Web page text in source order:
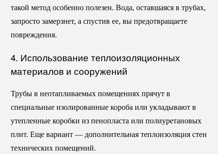
такой метод особенно полезен. Вода, оставшаяся в трубах,
запросто замерзнет, а спустив ее, вы предотвращаете
повреждения.
4. Использование теплоизоляционных
материалов и сооружений
Трубы в неотапливаемых помещениях прячут в
специальные изолированные короба или укладывают в
утепленные коробки из пенопласта или полиуретановых
плит. Еще вариант — дополнительная теплоизоляция стен
технических помещений.